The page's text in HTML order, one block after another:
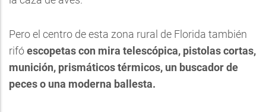
Pero el centro de esta zona rural de Florida también
rifóescopetas con mira telescópica, pistolas cortas,
munición, prismáticos térmicos, un buscador de
peces o una moderna ballesta.